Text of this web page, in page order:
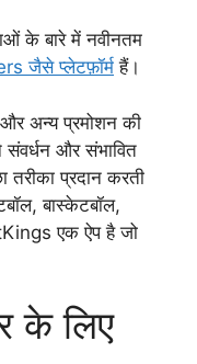
के बारे में नवीनतम
जैसे प्लेटफ़ॉर्म हैं।
अन्य प्रमोशन की
और संभावित
प्रदान करती
बास्केटबॉल,
एक ऐप है जो
के लिए